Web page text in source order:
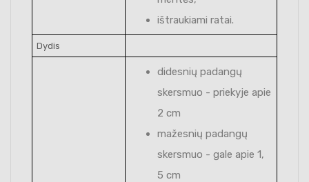
ištraukiami ratai.
Dydis
didesnių padangų
skersmuo - priekyje apie
2 cm
mažesnių padangų
skersmuo - gale apie 1,
5 cm